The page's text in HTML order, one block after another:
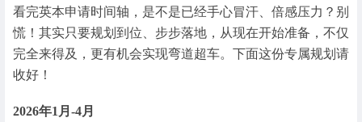
看完英本申请时间轴，是不是已经手心冒汗、倍感压力？别
慌！其实只要规划到位、步步落地，从现在开始准备，不仅
完全来得及，更有机会实现弯道超车。下面这份专属规划请
收好！
2026年1月-4月